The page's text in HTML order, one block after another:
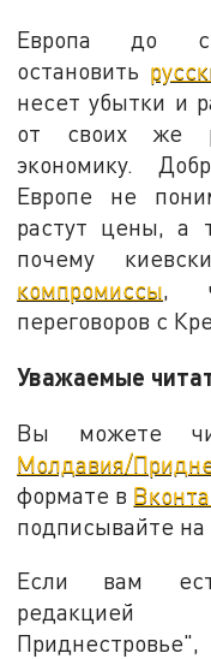
Европа до
остановить
несет убытки и
от своих же
экономику.
Европе не
растут цены, а
почему
компромиссы,
переговоров с
Уважаемые
Вы можете
Молдавия/
формате в
подписывайте
Если вам
редакцией